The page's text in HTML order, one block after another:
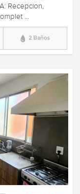
Recepcion,
...
2 Baños